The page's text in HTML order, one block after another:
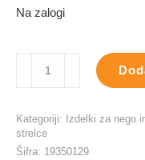
Na zalogi
igle
30-
Kategoriji: Izdelki za nego
strelce
Šifra: 19350129